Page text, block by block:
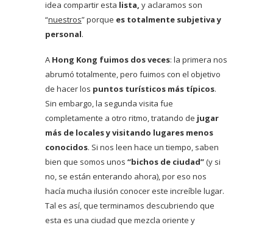
idea compartir esta lista, y aclaramos son
“nuestros” porque es totalmente subjetiva y
personal.
A Hong Kong fuimos dos veces: la primera nos
abrumó totalmente, pero fuimos con el objetivo
de hacer los puntos turísticos más típicos.
Sin embargo, la segunda visita fue
completamente a otro ritmo, tratando de jugar
más de locales y visitando lugares menos
conocidos. Si nos leen hace un tiempo, saben
bien que somos unos “bichos de ciudad”(y si
no, se están enterando ahora), por eso nos
hacía mucha ilusión conocer este increíble lugar.
Tal es así, que terminamos descubriendo que
esta es una ciudad que mezcla oriente y